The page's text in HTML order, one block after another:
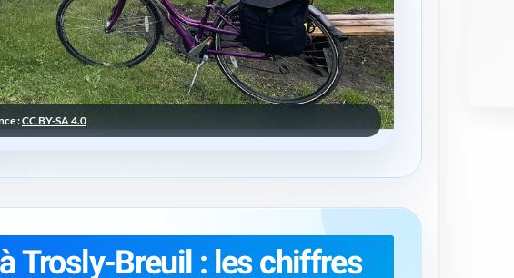
:CC BY-SA 4.0
Trosly-Breuil : les chiffres